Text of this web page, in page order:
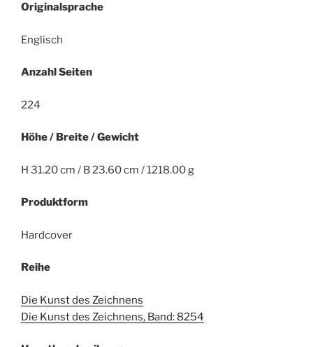
Originalsprache
Englisch
Anzahl Seiten
224
Höhe / Breite / Gewicht
H 31.20 cm / B 23.60 cm / 1218.00 g
Produktform
Hardcover
Reihe
Die Kunst des Zeichnens
Die Kunst des Zeichnens, Band: 8254